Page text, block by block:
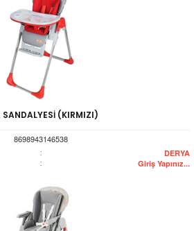
SANDALYESİ (KIRMIZI)
8698943146538
: DERYA
: Giriş Yapınız...